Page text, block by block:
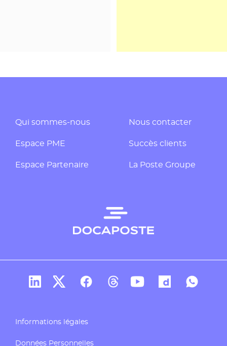
Qui sommes-nous
Espace PME
Espace Partenaire
Nous contacter
Succès clients
La Poste Groupe
Compte Linkedin de Docaposte
Compte X de Docaposte
Compte Facebook de Docaposte
Compte Threads de
Compte Youtube de
CompteCompte
Informations légales
Données Personnelles